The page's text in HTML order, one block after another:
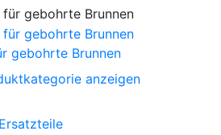
gebohrte Brunnen
anzeigen
Ersatzteile